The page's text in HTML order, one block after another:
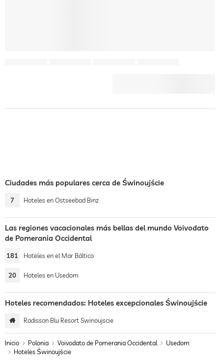
Ciudades más populares cerca de Świnoujście
7 Hoteles en Ostseebad Binz
Las regiones vacacionales más bellas del mundo Voivodato
de Pomerania Occidental
181 Hoteles en el Mar Báltico
20 Hoteles en Usedom
Hoteles recomendados: Hoteles excepcionales Świnoujście
Radisson Blu Resort Swinoujscie
Inicio Polonia Voivodato de Pomerania Occidental
Usedom
Hoteles Świnoujście